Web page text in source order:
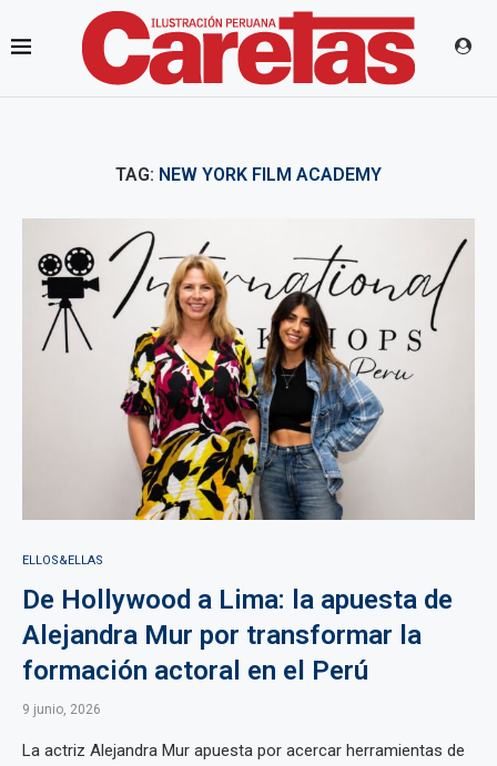
TAG: NEW YORK FILM ACADEMY
ELLOS&ELLAS
De Hollywood a Lima: la apuesta de
Alejandra Mur por transformar la
formación actoral en el Perú
9 junio, 2026
La actriz Alejandra Mur apuesta por acercar herramientas de